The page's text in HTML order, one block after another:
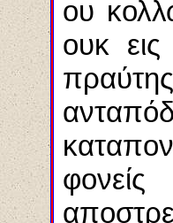
ου
ουκ